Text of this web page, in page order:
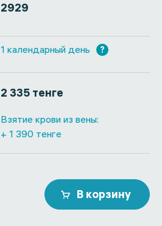
2929
1 календарный день ?
2 335 тенге
Взятие крови из вены:
+ 1 390 тенге
В корзину